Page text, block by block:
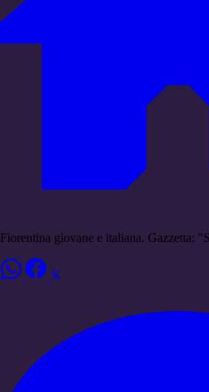
Fiorentina giovane e italiana. Gazzetta: